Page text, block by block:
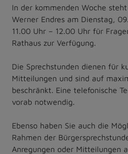
In der kommenden Woche
Werner Endres am Dienstag,
11.00 Uhr – 12.00 Uhr für
Rathaus zur Verfügung.
Die Sprechstunden dienen für
Mitteilungen und sind auf
beschränkt. Eine telefonische
vorab notwendig.
Ebenso haben Sie auch die
Rahmen der
Anregungen oder Mitteilungen